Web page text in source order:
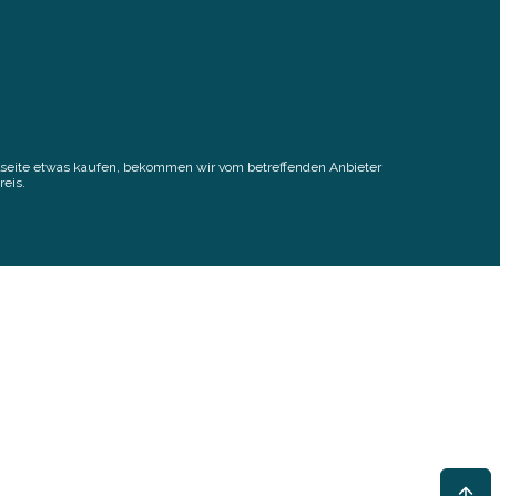
etwas kaufen, bekommen wir vom betreffenden Anbieter